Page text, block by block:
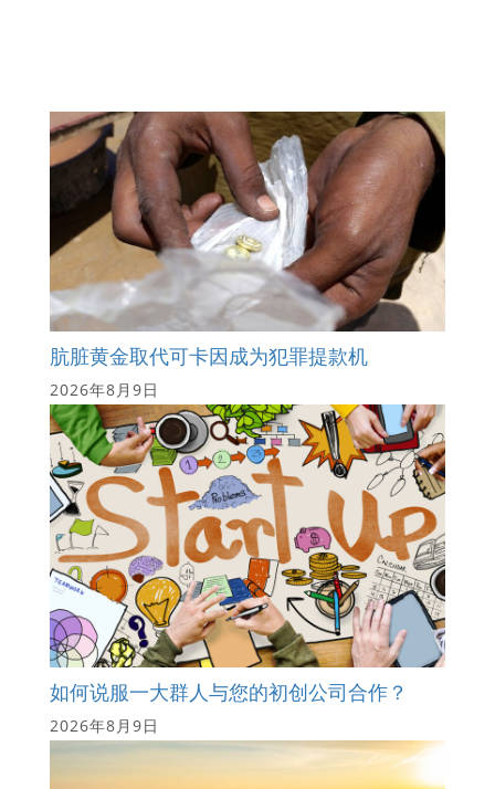
肮脏黄金取代可卡因成为犯罪提款机
2026年8月9日
如何说服一大群人与您的初创公司合作？
2026年8月9日